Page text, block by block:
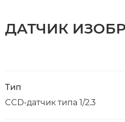
ДАТЧИК
Тип
CCD-датчик типа 1/2.3